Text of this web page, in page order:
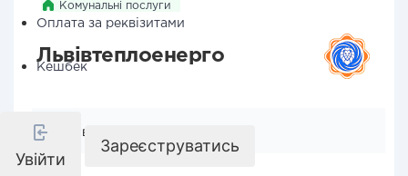
Оплата за реквізитами
Кешбек
Увійти
Зареєструватись
Комунальні послуги
Львівтеплоенерго
Реквізити компанії